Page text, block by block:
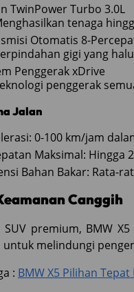
TwinPower Turbo 3.0L
tenaga
Otomatis 8-
gigi yang
Penggerak xDrive
penggerak
Jalan
0-100 km/jam
Maksimal: Hingga
Bahan Bakar: Rata-
Canggih
SUV premium, BMW
untuk melindungi
: BMW X5 Pilihan